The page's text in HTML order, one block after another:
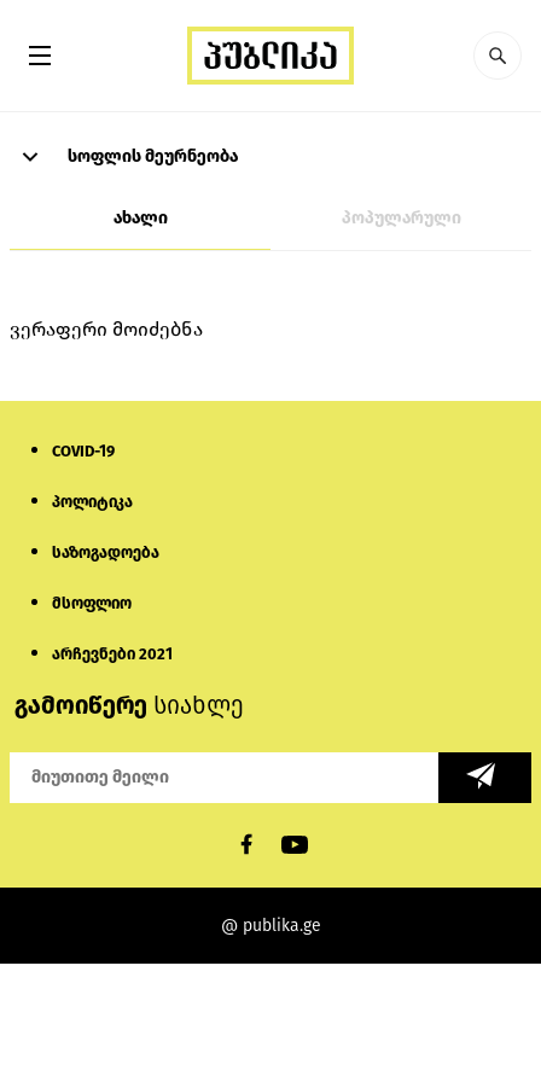
სოფლის მეურნეობა
ახალი პოპულარული
ვერაფერი მოიძებნა
COVID-19
პოლიტიკა
საზოგადოება
მსოფლიო
არჩევნები 2021
გამოიწერე სიახლე
@ publika.ge